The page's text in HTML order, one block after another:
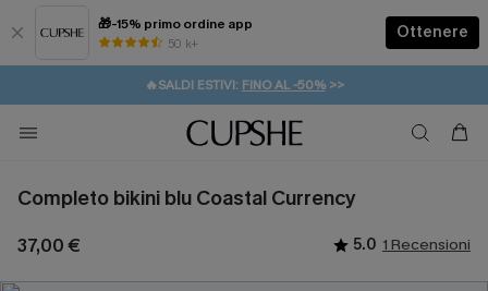
🎁-15% primo ordine app
50 k+
Ottenere
⚡️-15% SUGLI ESSENZIALI DA VACANZA | ACQUISTA
🔥SALDI ESTIVI: FINO AL -50%>>
🚚SPEDIZIONE GRATUITA DA 49€
💌REGALO PER I NUOVI: 20% DI SCONTO*
Completo bikini blu Coastal Currency
37,00 € 5.0 1 Recensioni